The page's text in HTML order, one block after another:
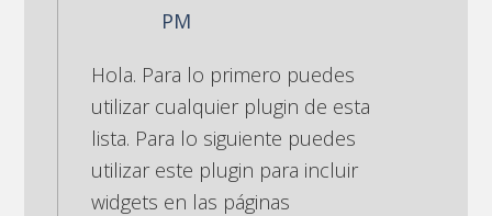
PM
Hola. Para lo primero puedes
utilizar cualquier plugin de esta
lista. Para lo siguiente puedes
utilizar este plugin para incluir
widgets en las páginas